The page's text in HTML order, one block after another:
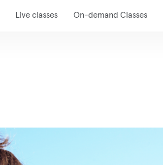
Live classes On-demand Classes